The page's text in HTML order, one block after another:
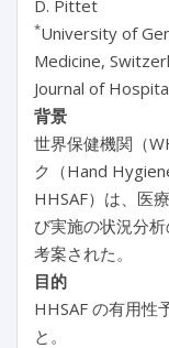
D. Pittet
*University of
Medicine,
Journal of
背景
世界保健機関（
ク（Hand
HHSAF）は、医
び実施の状況分
考案された。
目的
HHSAF の有用性
と。